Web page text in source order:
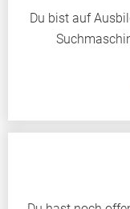
Du bist auf